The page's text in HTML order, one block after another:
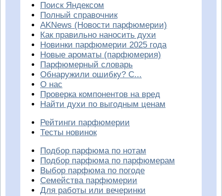
Поиск Яндексом
Полный справочник
AKNews (Новости парфюмерии)
Как правильно наносить духи
Новинки парфюмерии 2025 года
Новые ароматы (парфюмерия)
Парфюмерный словарь
Обнаружили ошибку? С...
О нас
Проверка компонентов на вред
Найти духи по выгодным ценам
Рейтинги парфюмерии
Тесты новинок
Подбор парфюма по нотам
Подбор парфюма по парфюмерам
Выбор парфюма по погоде
Семейства парфюмерии
Для работы или вечеринки